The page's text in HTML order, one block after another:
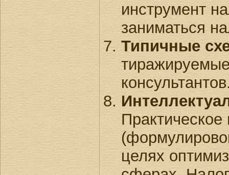
инструмент
заниматься
Типичные
целях